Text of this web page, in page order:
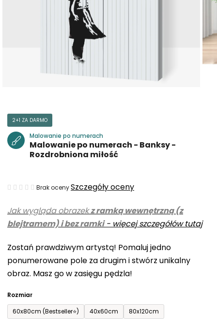
Jak wygląda obrazekz ramką wewnętrzną (z
blejtramem) i bez ramki- więcej szczegółów tutaj
Zostań prawdziwym artystą! Pomaluj jedno
ponumerowane pole za drugim i stwórz unikalny
obraz. Masz go w zasięgu pędzla!
Rozmiar
60x80cm (Bestseller⭐)
40x60cm 80x120cm
2+1 ZA DARMO
Malowanie po numerach
Malowanie po numerach - Banksy -
Rozdrobniona miłość
Średnia
produktu
wynosi
na
5
gwiazdek.
Brak ocenySzczegóły oceny